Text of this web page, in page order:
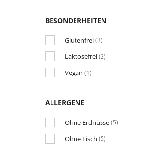
BESONDERHEITEN
Glutenfrei(3)
Laktosefrei(2)
Vegan (1)
ALLERGENE
Ohne Erdnüsse(5)
Ohne Fisch (5)